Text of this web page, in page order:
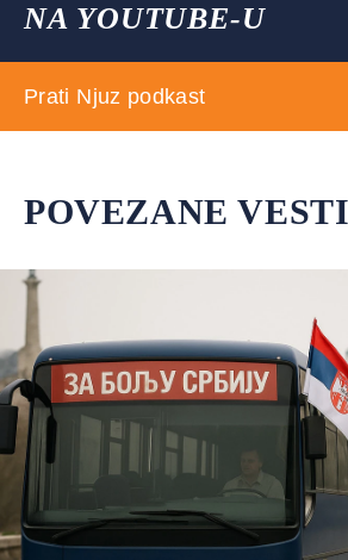
NA YOUTUBE-U
Prati Njuz podkast
POVEZANE VESTI